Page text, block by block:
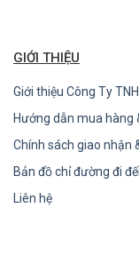
GIỚI THIỆU
Giới thiệu Công Ty
Hướng dẫn mua hàng
Chính sách giao nhận
Bản đồ chỉ đường đi
Liên hệ